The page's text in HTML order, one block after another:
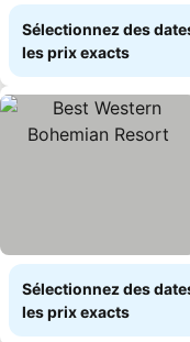
Sélectionnez des
les prix exacts
Sélectionnez des
les prix exacts